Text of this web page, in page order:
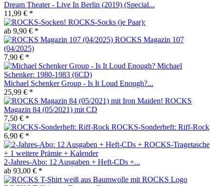
Dream Theater - Live In Berlin (2019) (Special...
11,99 € *
ROCKS-Socks (je Paar):
ab 9,90 € *
ROCKS Magazin 107
(04/2025)
7,90 € *
Michael Schenker Group - Is It Loud Enough?...
25,99 € *
ROCKS
Magazin 84 (05/2021) mit CD
7,50 € *
ROCKS-Sonderheft: Riff-Rock
6,90 € *
2-Jahres-Abo: 12 Ausgaben + Heft-CDs +...
ab 93,00 € *